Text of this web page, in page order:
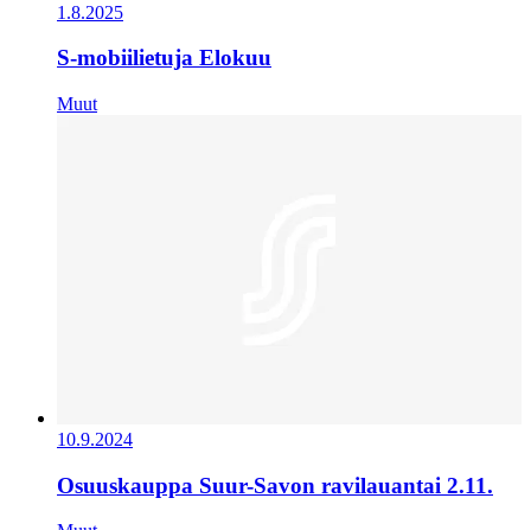
1.8.2025
S-mobiilietuja Elokuu
Muut
10.9.2024
Osuuskauppa Suur-Savon ravilauantai 2.11.